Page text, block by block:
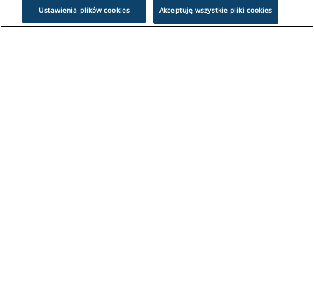
Ustawienia plików cookies Akceptuję wszystkie pliki cookies